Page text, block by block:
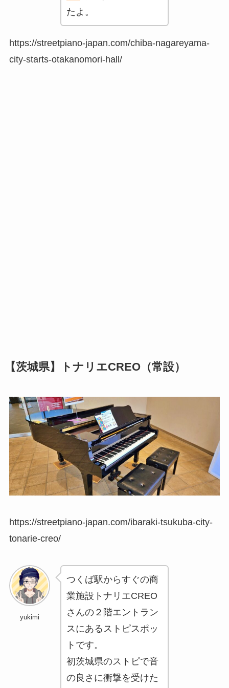
たよ。
https://streetpiano-japan.com/chiba-nagareyama-
city-starts-otakanomori-hall/
【茨城県】トナリエCREO（常設）
https://streetpiano-japan.com/ibaraki-tsukuba-city-
tonarie-creo/
yukimi
つくば駅からすぐの商
業施設トナリエCREO
さんの２階エントラン
スにあるストピスポッ
トです。
初茨城県のストピで音
の良さに衝撃を受けた